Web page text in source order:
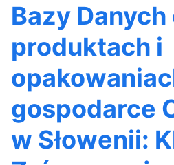
Bazy Danych
produktach i
gospodarce
w Słowenii: